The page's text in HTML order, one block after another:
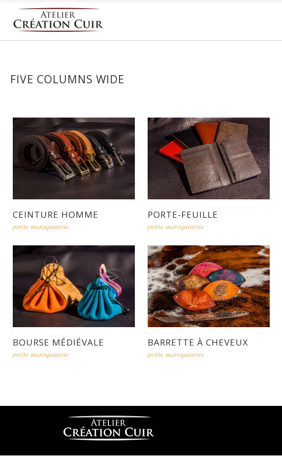
FIVE COLUMNS WIDE
CEINTURE HOMME
petite maroquinerie
PORTE-FEUILLE
petite maroquinerie
BOURSE MÉDIÉVALE
petite maroquinerie
BARRETTE À CHEVEUX
petite maroquinerie